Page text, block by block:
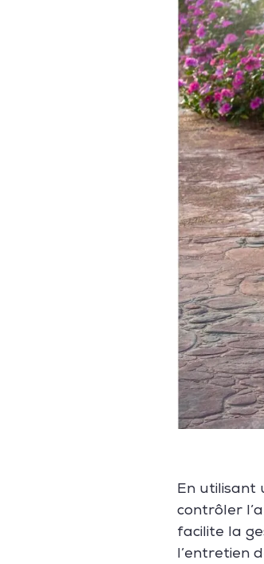
En utilisant
contrôler
facilite la
l’entretien